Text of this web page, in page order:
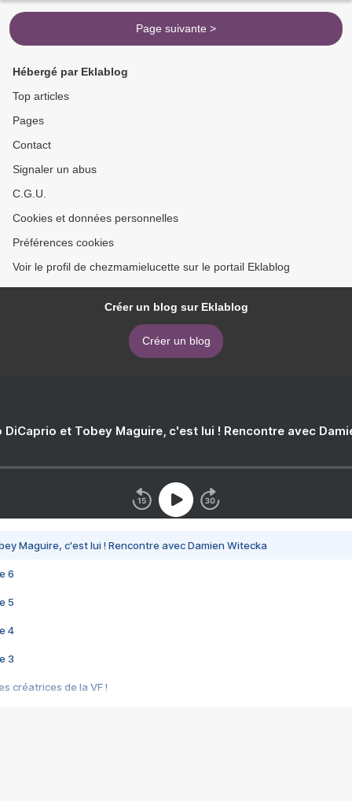
Page suivante >
Hébergé par Eklablog
Top articles
Pages
Contact
Signaler un abus
C.G.U.
Cookies et données personnelles
Préférences cookies
Voir le profil de chezmamielucette sur le portail Eklablog
Créer un blog sur Eklablog
Créer un blog
DiCaprio et Tobey Maguire, c'est lui ! Rencontre avec
Maguire, c'est lui ! Rencontre avec Damien Witecka
6
5
4
3
créatrices de la VF !